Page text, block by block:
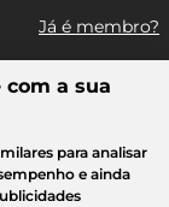
Já é membro?
venda...
Criança Beleza
a sua
para analisar
e ainda